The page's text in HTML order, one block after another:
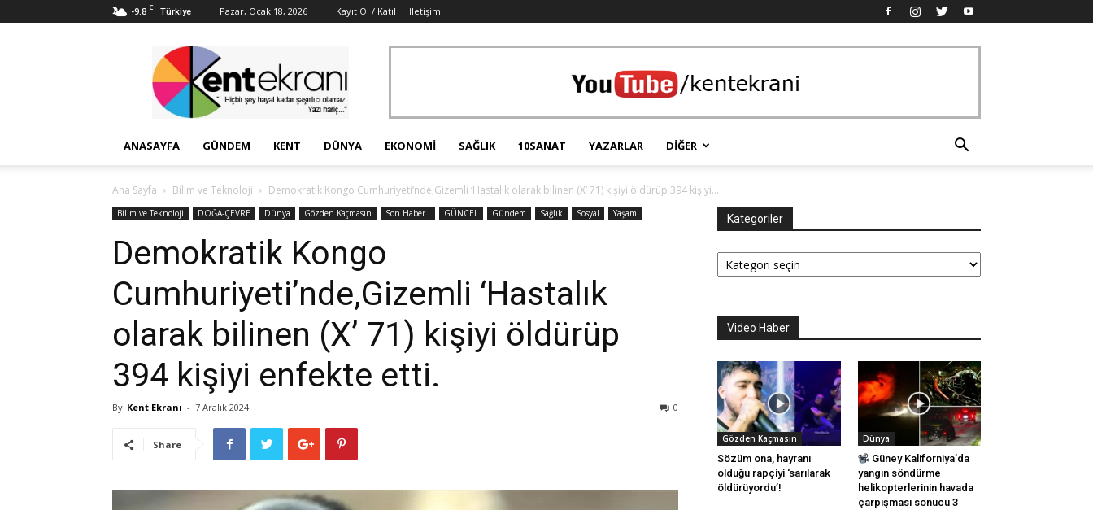
-9.8 C Türkiye Pazar, Ocak 18, 2026 Kayıt Ol / Katıl İletişim
Ekranı
ANASAYFA GÜNDEM KENT DÜNYA EKONOMI SAĞLIK 10SANAT YAZARLAR DIĞER
Ana Sayfa Bilim ve Teknoloji Demokratik Kongo Cumhuriyeti’nde,Gizemli ‘Hastalık olarak bilinen (X’ 71) kişiyi öldürüp 394 kişiyi...
Bilim ve Teknoloji DOĞA-ÇEVRE Dünya Gözden Kaçmasın Son Haber ! GÜNCEL Gündem Sağlık Sosyal Yaşam
Demokratik Kongo
Cumhuriyeti’nde,Gizemli ‘Hastalık
olarak bilinen (X’ 71) kişiyi öldürüp
394 kişiyi enfekte etti.
By Kent Ekranı - 7 Aralık 2024 0
Share
Kategoriler
Kategoriler
Video Haber
Gözden Kaçmasın
Sözüm ona, hayranı
olduğu rapçiyi ‘sarılarak
öldürüyordu’!
Dünya
Güney Kaliforniya’da
yangın söndürme
helikopterlerinin havada
çarpışması sonucu 3